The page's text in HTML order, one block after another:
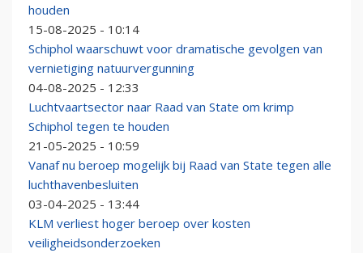
houden
15-08-2025 - 10:14
Schiphol waarschuwt voor dramatische gevolgen van
vernietiging natuurvergunning
04-08-2025 - 12:33
Luchtvaartsector naar Raad van State om krimp
Schiphol tegen te houden
21-05-2025 - 10:59
Vanaf nu beroep mogelijk bij Raad van State tegen alle
luchthavenbesluiten
03-04-2025 - 13:44
KLM verliest hoger beroep over kosten
veiligheidsonderzoeken